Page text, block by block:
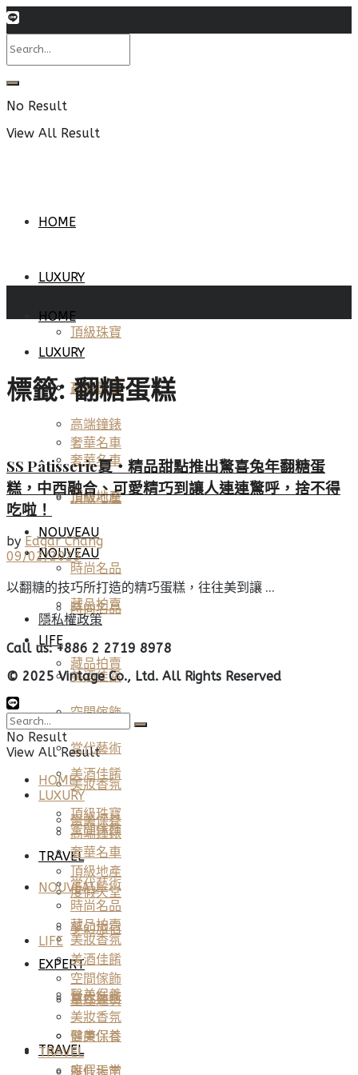
No Result
View All Result
HOME
LUXURY
頂級珠寶
高端鐘錶
奢華名車
頂級地產
NOUVEAU
時尚名品
藏品拍賣
LIFE
美酒佳餚
空間傢飾
當代藝術
美妝香氛
醫美保養
TRAVEL
HOME
LUXURY
頂級珠寶
高端鐘錶
奢華名車
頂級地產
NOUVEAU
時尚名品
藏品拍賣
LIFE
美酒佳餚
空間傢飾
當代藝術
美妝香氛
醫美保養
TRAVEL
度假天堂
夢幻旅宿
EXPERT
星座運勢
健康保養
標籤:翻糖蛋糕
SS Pâtisserie夏・精品甜點推出驚喜兔年翻糖蛋
糕，中西融合、可愛精巧到讓人連連驚呼，捨不得
吃啦！
by Edgar Chang
09/02/2023
以翻糖的技巧所打造的精巧蛋糕，往往美到讓 ...
隱私權政策
Call us: +886 2 2719 8978
© 2025 Vintage Co., Ltd. All Rights Reserved
No Result
View All Result
HOME
LUXURY
頂級珠寶
高端鐘錶
奢華名車
頂級地產
NOUVEAU
時尚名品
藏品拍賣
LIFE
美酒佳餚
空間傢飾
當代藝術
美妝香氛
醫美保養
TRAVEL
度假天堂